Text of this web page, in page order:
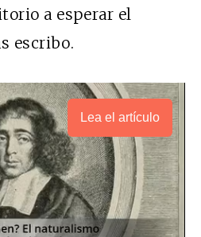
a esperar el
escribo.
Lea el artículo